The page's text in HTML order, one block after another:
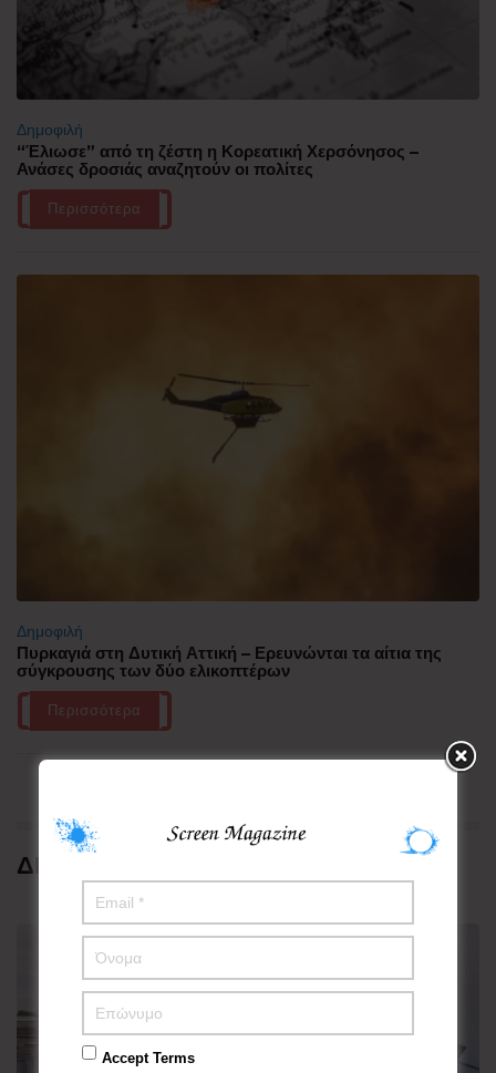
Δημοφιλή
“Έλιωσε” από τη ζέστη η Κορεατική Χερσόνησος –
Ανάσες δροσιάς αναζητούν οι πολίτες
Περισσότερα
Δημοφιλή
Πυρκαγιά στη Δυτική Αττική – Ερευνώνται τα αίτια της
σύγκρουσης των δύο ελικοπτέρων
Περισσότερα
ΔΗΜΟΦΙΛΗ
Accept Terms